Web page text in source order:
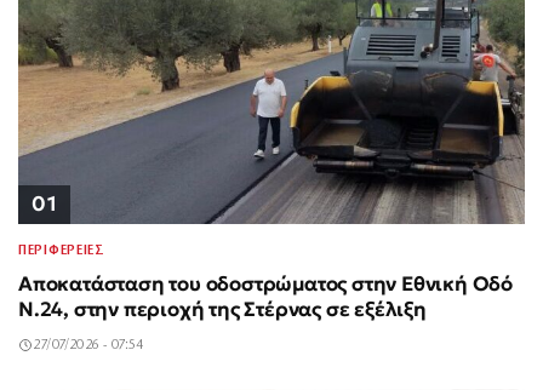
01
ΠΕΡΙΦΕΡΕΙΕΣ
Αποκατάσταση του οδοστρώματος στην Εθνική Οδό
Ν.24, στην περιοχή της Στέρνας σε εξέλιξη
27/07/2026 - 07:54